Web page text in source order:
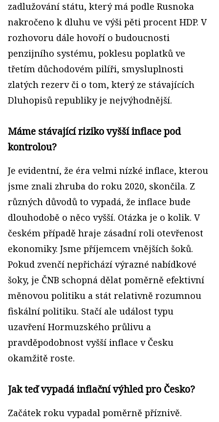
zadlužování státu, který má podle Rusnoka
nakročeno k dluhu ve výši pěti procent HDP. V
rozhovoru dále hovoří o budoucnosti
penzijního systému, poklesu poplatků ve
třetím důchodovém pilíři, smysluplnosti
zlatých rezerv či o tom, který ze stávajících
Dluhopisů republiky je nejvýhodnější.
Máme stávající riziko vyšší inflace pod
kontrolou?
Je evidentní, že éra velmi nízké inflace, kterou
jsme znali zhruba do roku 2020, skončila. Z
různých důvodů to vypadá, že inflace bude
dlouhodobě o něco vyšší. Otázka je o kolik. V
českém případě hraje zásadní roli otevřenost
ekonomiky. Jsme příjemcem vnějších šoků.
Pokud zvenčí nepřichází výrazné nabídkové
šoky, je ČNB schopná dělat poměrně efektivní
měnovou politiku a stát relativně rozumnou
fiskální politiku. Stačí ale událost typu
uzavření Hormuzského průlivu a
pravděpodobnost vyšší inflace v Česku
okamžitě roste.
Jak teď vypadá inflační výhled pro Česko?
Začátek roku vypadal poměrně příznivě.